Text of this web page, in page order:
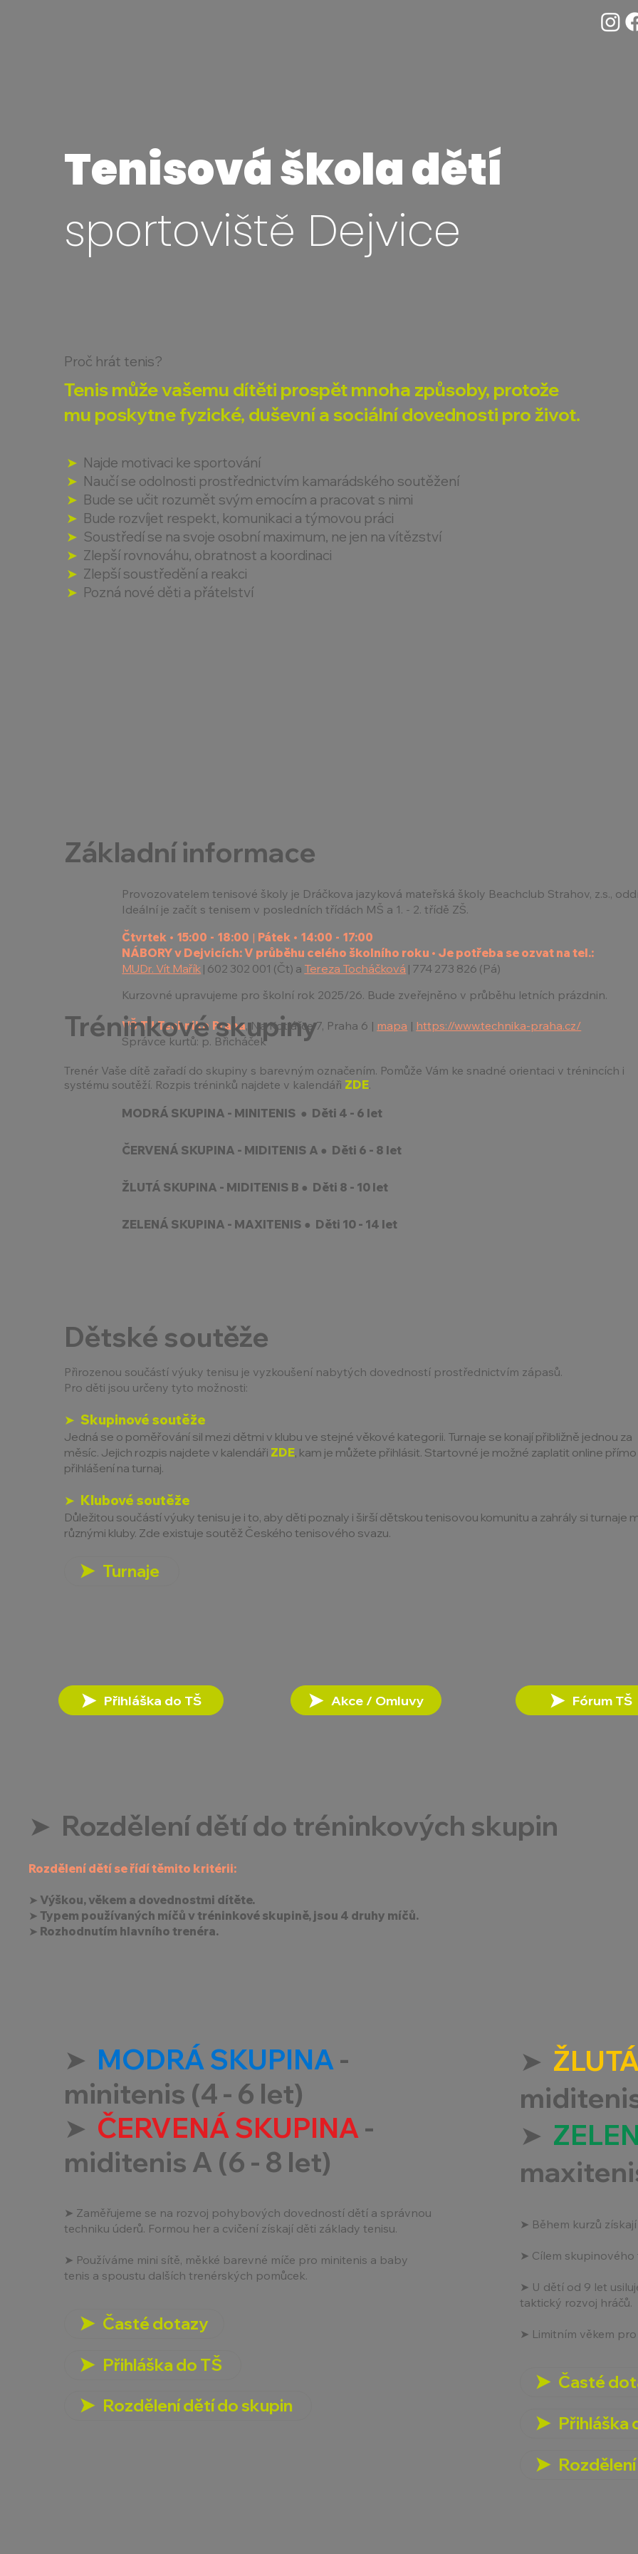
Tenisová škola dětí
sportoviště Dejvice
➤ Najde motivaci ke sportování
➤ Naučí se odolnosti prostřednictvím kamarádského soutěžení
➤ Bude se učit rozumět svým emocím a pracovat s nimi
➤ Bude rozvíjet respekt, komunikaci a týmovou práci
➤ Soustředí se na svoje osobní maximum, ne jen na vítězství
➤ Zlepší rovnováhu, obratnost a koordinaci
➤ Zlepší soustředění a reakci
➤ Pozná nové děti a přátelství
Tenis může vašemu dítěti prospět mnoha způsoby, protože
mu poskytne fyzické, duševní a sociální dovednosti pro život.
Proč hrát tenis?
Provozovatelem tenisové školy je Dráčkova jazyková mateřská školy Beachclub Strahov, z.s.,
Ideální je začít s tenisem v posledních třídách MŠ a 1. - 2. třídě ZŠ.
Základní informace
Čtvrtek • 15:00 - 18:00 | Pátek • 14:00 - 17:00
NÁBORY v Dejvicích:V průběhu celého školního roku • Je potřeba se ozvat na tel.:
MUDr. Vít Mařík | 602 302 001 (Čt) a Tereza Tocháčková | 774 273 826 (Pá)
Kurzovné upravujeme pro školní rok 2025/26. Bude zveřejněno v průběhu letních prázdnin.
VŠ TJ Technika Praha, Na Kotlářce 7, Praha 6 | mapa | https://www.technika-praha.cz/
Správce kurtů: p. Břicháček
MODRÁ SKUPINA - MINITENIS ● Děti 4 - 6 let
ČERVENÁ SKUPINA - MIDITENIS A ● Děti 6 - 8 let
ŽLUTÁ SKUPINA - MIDITENIS B ● Děti 8 - 10 let
ZELENÁ SKUPINA - MAXITENIS ● Děti 10 - 14 let
Trenér Vaše dítě zařadí do skupiny s barevným označením. Pomůže Vám ke snadné orientaci v trénincích i
systému soutěží. Rozpis tréninků najdete v kalendáři ZDE.
Tréninkové skupiny
Dětské soutěže
Přirozenou součástí výuky tenisu je vyzkoušení nabytých dovedností prostřednictvím zápasů.
Pro děti jsou určeny tyto možnosti:
➤ Skupinové soutěže
Jedná se o poměřování sil mezi dětmi v klubu ve stejné věkové kategorii. Turnaje se konají přibližně jednou za
měsíc. Jejich rozpis najdete v kalendáři ZDE, kam je můžete přihlásit. Startovné je možné zaplatit online přímo
přihlášení na turnaj.
➤ Klubové soutěže
Důležitou součástí výuky tenisu je i to, aby děti poznaly i širší dětskou tenisovou komunitu a zahrály si turnaje
různými kluby. Zde existuje soutěž Českého tenisového svazu.
Turnaje
Přihláška do TŠ Akce / Omluvy Fórum TŠ
Rozdělení dětí se řídí těmito kritérii:
➤ Výškou, věkem a dovednostmi dítěte.
➤ Typem používaných míčů v tréninkové skupině, jsou 4 druhy míčů.
➤ Rozhodnutím hlavního trenéra.
➤ Rozdělení dětí do tréninkových skupin
➤ Zaměřujeme se na rozvoj pohybových dovedností dětí a správnou
techniku úderů. Formou her a cvičení získají děti základy tenisu.
➤ Používáme mini sítě, měkké barevné míče pro minitenis a baby
tenis a spoustu dalších trenérských pomůcek.
➤ MODRÁ SKUPINA-
minitenis (4 - 6 let)
➤ ČERVENÁ SKUPINA-
miditenis A (6 - 8 let)
Časté dotazy
Přihláška do TŠ
Rozdělení dětí do skupin
➤ Během kurzů
➤ Cílem skupinového
➤ U dětí od 9 let
taktický rozvoj hráčů.
➤ Limitním věkem
➤
➤
Časté
Přihláška